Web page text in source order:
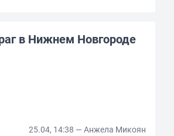
в Нижнем Новгороде
25.04, 14:38 — Анжела Микоян